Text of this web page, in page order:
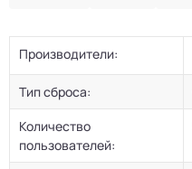
Производители:
Тип сброса:
Количество
пользователей: